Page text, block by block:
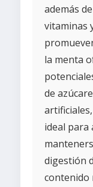
además
vitaminas
la menta
de
ideal para
digestión
contenido